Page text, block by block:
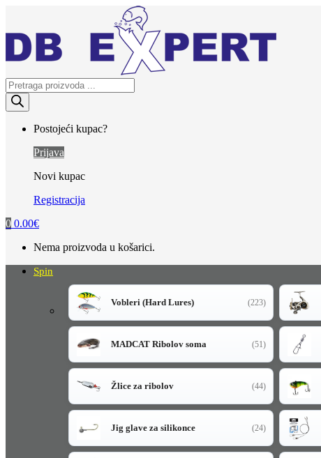
navigation
content
Products
search
Postojeći kupac?
Prijava
Novi kupac
Registracija
0 0.00€
Nema proizvoda u košarici.
Spin
Vobleri (Hard Lures) (223)
MADCAT Ribolov soma (51)
Žlice za ribolov (44)
Jig glave za silikonce (24)